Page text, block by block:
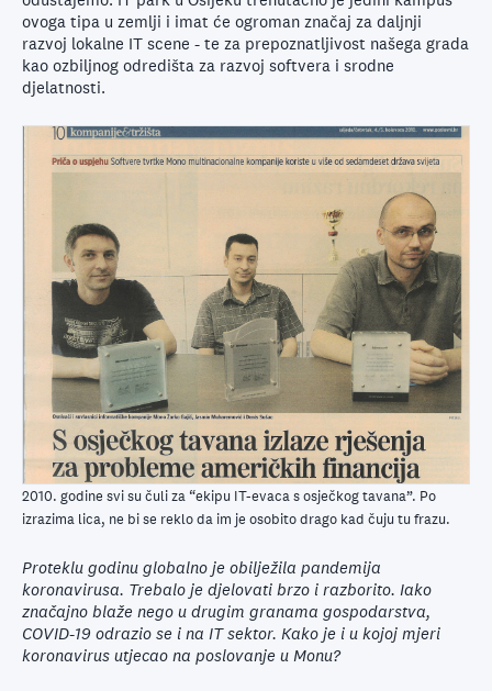
ovoga tipa u zemlji i imat će ogroman značaj za daljnji
razvoj lokalne IT scene - te za prepoznatljivost našega grada
kao ozbiljnog odredišta za razvoj softvera i srodne
djelatnosti.
2010. godine svi su čuli za “ekipu IT-evaca s osječkog tavana”. Po
izrazima lica, ne bi se reklo da im je osobito drago kad čuju tu frazu.
Proteklu godinu globalno je obilježila pandemija
koronavirusa. Trebalo je djelovati brzo i razborito. Iako
značajno blaže nego u drugim granama gospodarstva,
COVID-19 odrazio se i na IT sektor. Kako je i u kojoj mjeri
koronavirus utjecao na poslovanje u Monu?